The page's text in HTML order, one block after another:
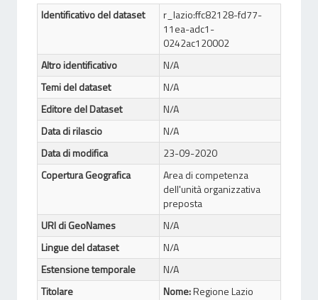
Identificativo del dataset
r_lazio:ffc82128-fd77-
11ea-adc1-
0242ac120002
Altro identificativo
N/A
Temi del dataset
N/A
Editore del Dataset
N/A
Data di rilascio
N/A
Data di modifica
23-09-2020
Copertura Geografica
Area di competenza
dell'unità organizzativa
preposta
URI di GeoNames
N/A
Lingue del dataset
N/A
Estensione temporale
N/A
Titolare
Nome:Regione Lazio